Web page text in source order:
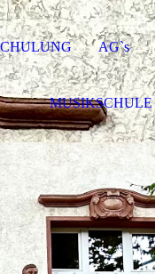
AG`s
MUSIKSCHULE